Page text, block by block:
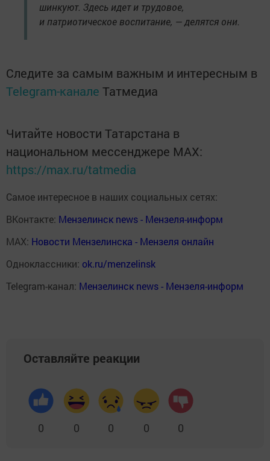
шинкуют. Здесь идет и трудовое,
и патриотическое воспитание, — делятся они.
Следите за самым важным и интересным в
Telegram-канале Татмедиа
Читайте новости Татарстана в
национальном мессенджере MАХ:
https://max.ru/tatmedia
Самое интересное в наших социальных сетях:
ВКонтакте: Мензелинск news - Мензеля-информ
MAX: Новости Мензелинска - Мензеля онлайн
Одноклассники: ok.ru/menzelinsk
Telegram-канал: Мензелинск news - Мензеля-информ
Оставляйте реакции
0 0 0 0 0